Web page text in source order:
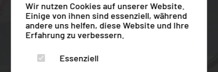
Wir nutzen Cookies auf unserer Website.
Einige von ihnen sind essenziell, während
andere uns helfen, diese Website und Ihre
Erfahrung zu verbessern.
Essenziell